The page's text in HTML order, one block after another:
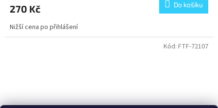
270 Kč Do košíku
Nižší cena po přihlášení
Kód: FTF-72107